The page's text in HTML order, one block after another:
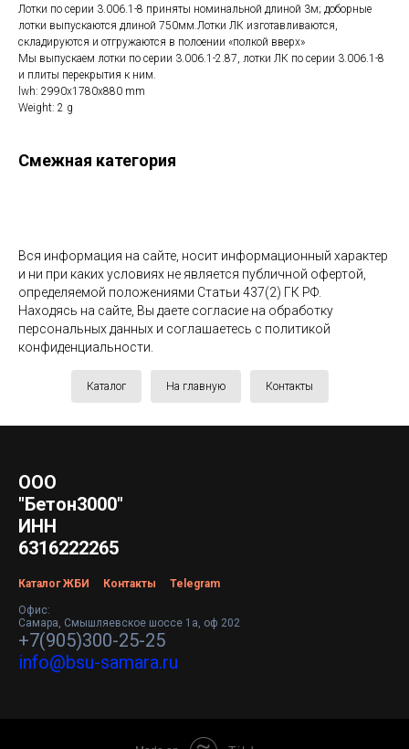
Лотки по серии 3.006.1-8 приняты номинальной длиной 3м; доборные
лотки выпускаются длиной 750мм.Лотки ЛК изготавливаются,
складируются и отгружаются в полоении «полкой вверх»
Мы выпускаем лотки по серии 3.006.1-2.87, лотки ЛК по серии 3.006.1-8
и плиты перекрытия к ним.
lwh: 2990x1780x880 mm
Weight: 2 g
Смежная категория
Вся информация на сайте, носит информационный характер
и ни при каких условиях не является публичной офертой,
определяемой положениями Статьи 437(2) ГК РФ.
Находясь на сайте, Вы даете согласие на обработку
персональных данных и соглашаетесь c политикой
конфиденциальности.
Каталог На главную Контакты
ООО
"Бетон3000"
ИНН
6316222265
Каталог ЖБИ Контакты Telegram
Офис:
Самара, Смышляевское шоссе 1а, оф 202
+7(905)300-25-25
info@bsu-samara.ru